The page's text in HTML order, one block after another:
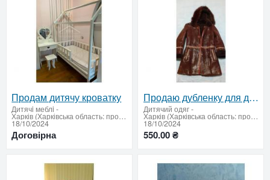
Продам дитячу кроватку
Дитячi меблi -
Харків (Харківська область: продати купити)
18/10/2024
Договірна
Продаю дубленку для девочки 5-6 лет рост 116-122 см
Дитячий одяг-
Харків (Харківська область: продати купити)
18/10/2024
550.00 ₴